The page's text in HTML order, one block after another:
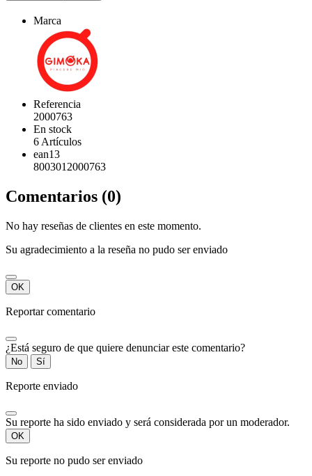
Marca
Referencia
2000763
En stock
6 Artículos
ean13
8003012000763
Comentarios (0)
No hay reseñas de clientes en este momento.
Su agradecimiento a la reseña no pudo ser enviado
OK
Reportar comentario
¿Está seguro de que quiere denunciar este comentario?
No Sí
Reporte enviado
Su reporte ha sido enviado y será considerada por un moderador.
OK
Su reporte no pudo ser enviado